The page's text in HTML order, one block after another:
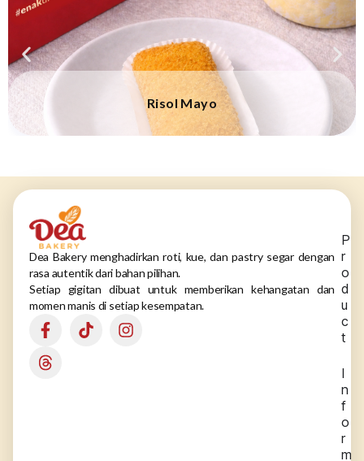
Risol Mayo
Dea Bakery menghadirkan roti, kue, dan pastry segar dengan
rasa autentik dari bahan pilihan.
Setiap gigitan dibuat untuk memberikan kehangatan dan
momen manis di setiap kesempatan.
P
r
o
d
u
c
t
I
n
f
o
r
m